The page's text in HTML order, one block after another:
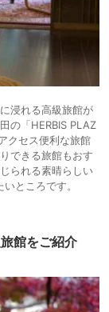
浸れる高級旅館が
の「HERBIS PLAZ
クセス便利な旅館
できる旅館もおす
られる素晴らしい
ところです。
館をご紹介